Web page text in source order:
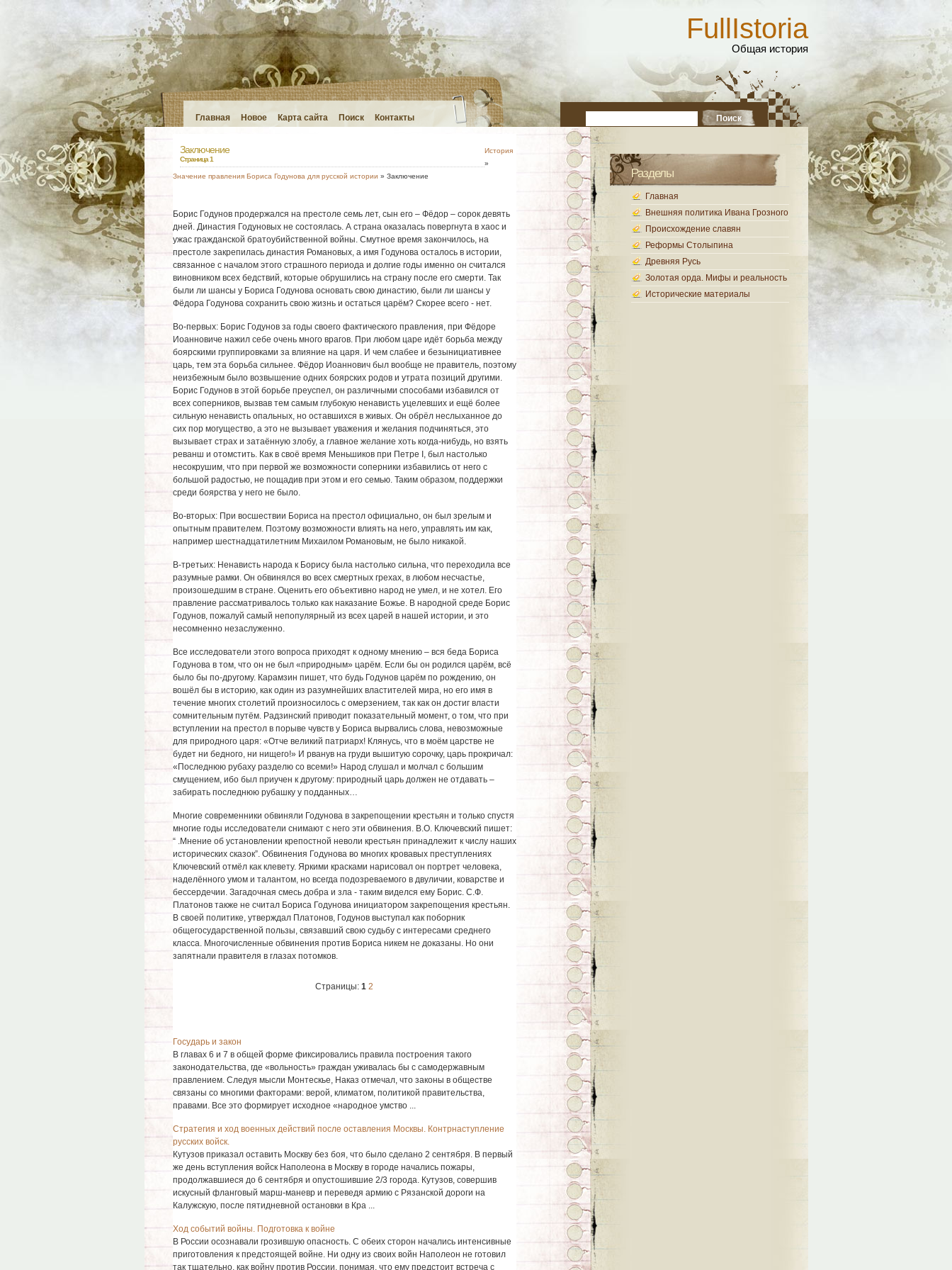
FullIstoria
Общая история
Главная Новое Карта сайта Поиск Контакты
Заключение
Страница 1
История
»
Значение правления Бориса Годунова для русской истории » Заключение
Борис Годунов продержался на престоле семь лет, сын его – Фёдор – сорок девять
дней. Династия Годуновых не состоялась. А страна оказалась повергнута в хаос и
ужас гражданской братоубийственной войны. Смутное время закончилось, на
престоле закрепилась династия Романовых, а имя Годунова осталось в истории,
связанное с началом этого страшного периода и долгие годы именно он считался
виновником всех бедствий, которые обрушились на страну после его смерти. Так
были ли шансы у Бориса Годунова основать свою династию, были ли шансы у
Фёдора Годунова сохранить свою жизнь и остаться царём? Скорее всего - нет.
Во-первых: Борис Годунов за годы своего фактического правления, при Фёдоре
Иоанновиче нажил себе очень много врагов. При любом царе идёт борьба между
боярскими группировками за влияние на царя. И чем слабее и безынициативнее
царь, тем эта борьба сильнее. Фёдор Иоаннович был вообще не правитель, поэтому
неизбежным было возвышение одних боярских родов и утрата позиций другими.
Борис Годунов в этой борьбе преуспел, он различными способами избавился от
всех соперников, вызвав тем самым глубокую ненависть уцелевших и ещё более
сильную ненависть опальных, но оставшихся в живых. Он обрёл неслыханное до
сих пор могущество, а это не вызывает уважения и желания подчиняться, это
вызывает страх и затаённую злобу, а главное желание хоть когда-нибудь, но взять
реванш и отомстить. Как в своё время Меньшиков при Петре I, был настолько
несокрушим, что при первой же возможности соперники избавились от него с
большой радостью, не пощадив при этом и его семью. Таким образом, поддержки
среди боярства у него не было.
Во-вторых: При восшествии Бориса на престол официально, он был зрелым и
опытным правителем. Поэтому возможности влиять на него, управлять им как,
например шестнадцатилетним Михаилом Романовым, не было никакой.
В-третьих: Ненависть народа к Борису была настолько сильна, что переходила все
разумные рамки. Он обвинялся во всех смертных грехах, в любом несчастье,
произошедшим в стране. Оценить его объективно народ не умел, и не хотел. Его
правление рассматривалось только как наказание Божье. В народной среде Борис
Годунов, пожалуй самый непопулярный из всех царей в нашей истории, и это
несомненно незаслуженно.
Все исследователи этого вопроса приходят к одному мнению – вся беда Бориса
Годунова в том, что он не был «природным» царём. Если бы он родился царём, всё
было бы по-другому. Карамзин пишет, что будь Годунов царём по рождению, он
вошёл бы в историю, как один из разумнейших властителей мира, но его имя в
течение многих столетий произносилось с омерзением, так как он достиг власти
сомнительным путём. Радзинский приводит показательный момент, о том, что при
вступлении на престол в порыве чувств у Бориса вырвались слова, невозможные
для природного царя: «Отче великий патриарх! Клянусь, что в моём царстве не
будет ни бедного, ни нищего!» И рванув на груди вышитую сорочку, царь прокричал:
«Последнюю рубаху разделю со всеми!» Народ слушал и молчал с большим
смущением, ибо был приучен к другому: природный царь должен не отдавать –
забирать последнюю рубашку у подданных…
Многие современники обвиняли Годунова в закрепощении крестьян и только спустя
многие годы исследователи снимают с него эти обвинения. В.О. Ключевский пишет:
“ .Мнение об установлении крепостной неволи крестьян принадлежит к числу наших
исторических сказок”. Обвинения Годунова во многих кровавых преступлениях
Ключевский отмёл как клевету. Яркими красками нарисовал он портрет человека,
наделённого умом и талантом, но всегда подозреваемого в двуличии, коварстве и
бессердечии. Загадочная смесь добра и зла - таким виделся ему Борис. С.Ф.
Платонов также не считал Бориса Годунова инициатором закрепощения крестьян.
В своей политике, утверждал Платонов, Годунов выступал как поборник
общегосударственной пользы, связавший свою судьбу с интересами среднего
класса. Многочисленные обвинения против Бориса никем не доказаны. Но они
запятнали правителя в глазах потомков.
Страницы: 1 2
Государь и закон
В главах 6 и 7 в общей форме фиксировались правила построения такого
законодательства, где «вольность» граждан уживалась бы с самодержавным
правлением. Следуя мысли Монтескье, Наказ отмечал, что законы в обществе
связаны со многими факторами: верой, климатом, политикой правительства,
правами. Все это формирует исходное «народное умство ...
Стратегия и ход военных действий после оставления Москвы. Контрнаступление
русских войск.
Кутузов приказал оставить Москву без боя, что было сделано 2 сентября. В первый
же день вступления войск Наполеона в Москву в городе начались пожары,
продолжавшиеся до 6 сентября и опустошившие 2/3 города. Кутузов, совершив
искусный фланговый марш-маневр и переведя армию с Рязанской дороги на
Калужскую, после пятидневной остановки в Кра ...
Ход событий войны. Подготовка к войне
В России осознавали грозившую опасность. С обеих сторон начались интенсивные
приготовления к предстоящей войне. Ни одну из своих войн Наполеон не готовил
так тщательно, как войну против России, понимая, что ему предстоит встреча с
Разделы
Главная
Внешняя политика Ивана Грозного
Происхождение славян
Реформы Столыпина
Древняя Русь
Золотая орда. Мифы и реальность
Исторические материалы